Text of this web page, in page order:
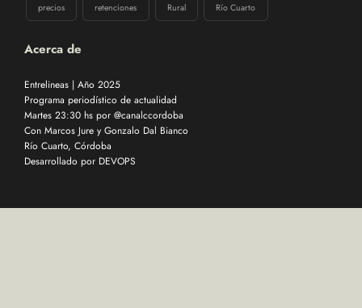
precios retenciones Rural Río Cuarto
Acerca de
Entrelineas | Año 2025
Programa periodístico de actualidad
Martes 23:30 hs por @canalccordoba
Con Marcos Jure y Gonzalo Dal Bianco
Río Cuarto, Córdoba
Desarrollado por DEVOPS